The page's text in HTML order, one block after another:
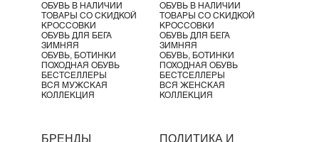
ОБУВЬ В НАЛИЧИИ
ТОВАРЫ СО СКИДКОЙ
КРОССОВКИ
ОБУВЬ ДЛЯ БЕГА
ЗИМНЯЯ
ОБУВЬ, БОТИНКИ
ПОХОДНАЯ ОБУВЬ
БЕСТСЕЛЛЕРЫ
ВСЯ МУЖСКАЯ
КОЛЛЕКЦИЯ
ОБУВЬ В НАЛИЧИИ
ТОВАРЫ СО СКИДКОЙ
КРОССОВКИ
ОБУВЬ ДЛЯ БЕГА
ЗИМНЯЯ
ОБУВЬ, БОТИНКИ
ПОХОДНАЯ ОБУВЬ
БЕСТСЕЛЛЕРЫ
ВСЯ ЖЕНСКАЯ
КОЛЛЕКЦИЯ
БРЕНДЫ
ПОЛИТИКА И